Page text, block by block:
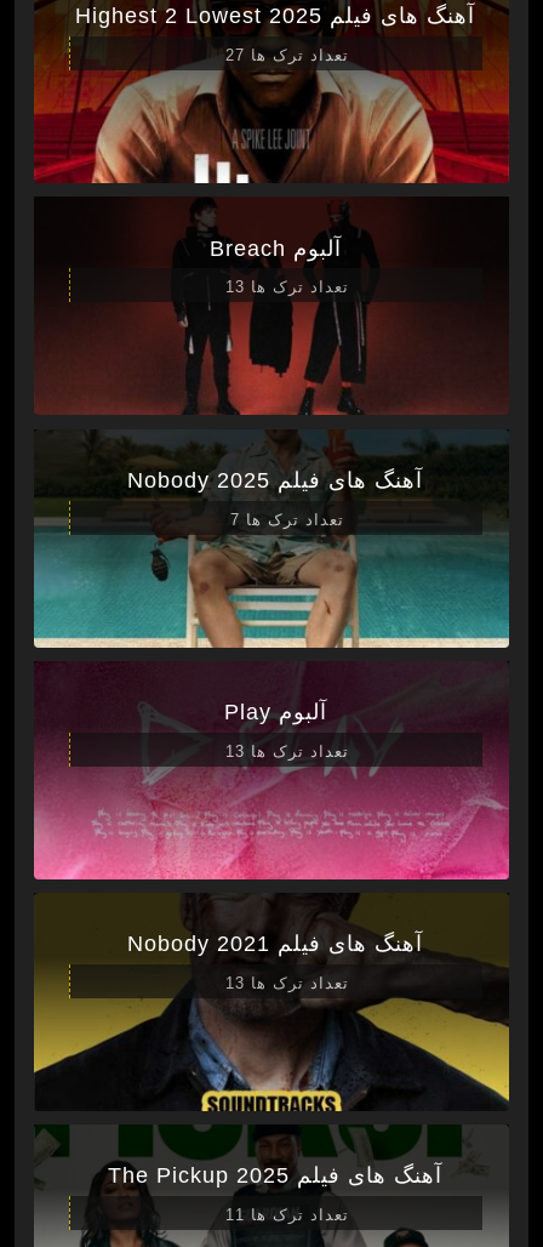
آهنگ های فیلم Highest 2 Lowest 2025
تعداد ترک ها 27
آلبوم Breach
تعداد ترک ها 13
آهنگ های فیلم Nobody 2025
تعداد ترک ها 7
آلبوم Play
تعداد ترک ها 13
آهنگ های فیلم Nobody 2021
تعداد ترک ها 13
آهنگ های فیلم The Pickup 2025
تعداد ترک ها 11